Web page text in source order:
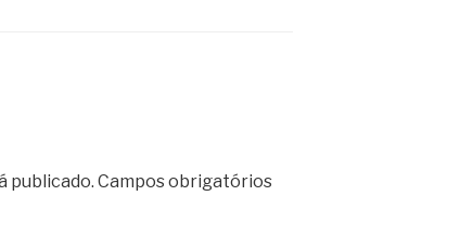
publicado. Campos obrigatórios